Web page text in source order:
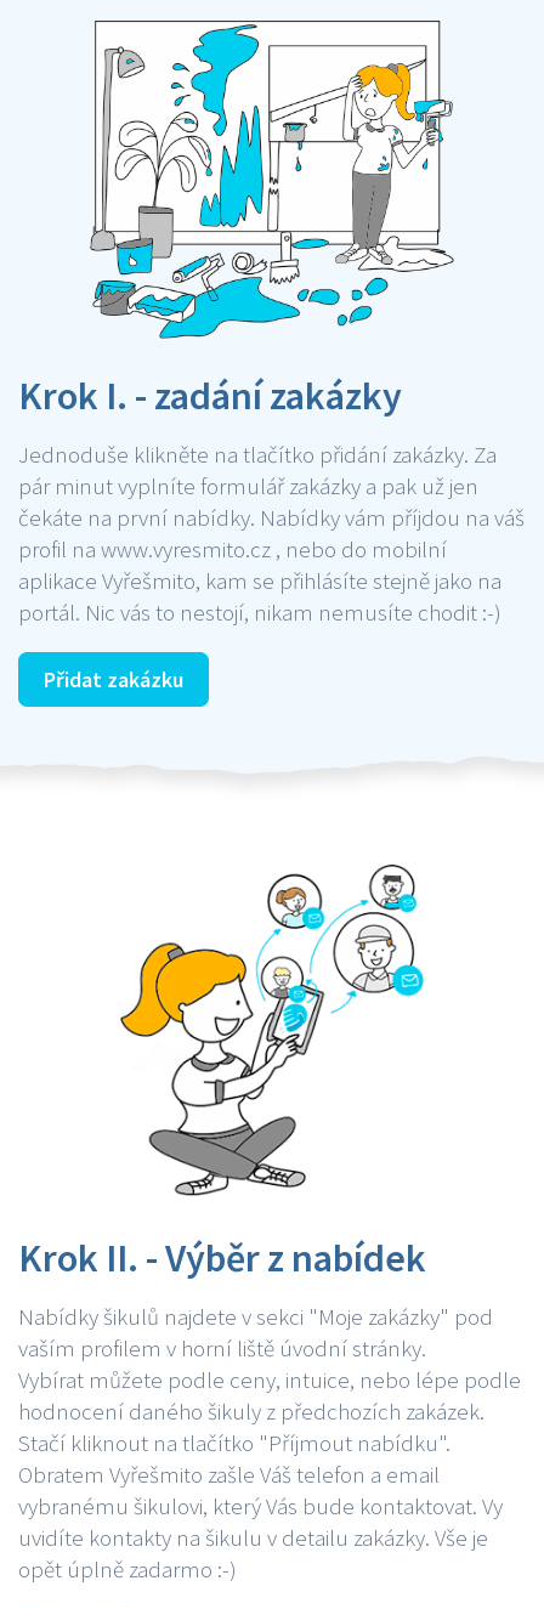
Krok I. - zadání zakázky
Jednoduše klikněte na tlačítko přidání zakázky. Za
pár minut vyplníte formulář zakázky a pak už jen
čekáte na první nabídky. Nabídky vám příjdou na váš
profil na www.vyresmito.cz , nebo do mobilní
aplikace Vyřešmito, kam se přihlásíte stejně jako na
portál. Nic vás to nestojí, nikam nemusíte chodit :-)
Přidat zakázku
Krok II. - Výběr z nabídek
Nabídky šikulů najdete v sekci "Moje zakázky" pod
vaším profilem v horní liště úvodní stránky.
Vybírat můžete podle ceny, intuice, nebo lépe podle
hodnocení daného šikuly z předchozích zakázek.
Stačí kliknout na tlačítko "Příjmout nabídku".
Obratem Vyřešmito zašle Váš telefon a email
vybranému šikulovi, který Vás bude kontaktovat. Vy
uvidíte kontakty na šikulu v detailu zakázky. Vše je
opět úplně zadarmo :-)